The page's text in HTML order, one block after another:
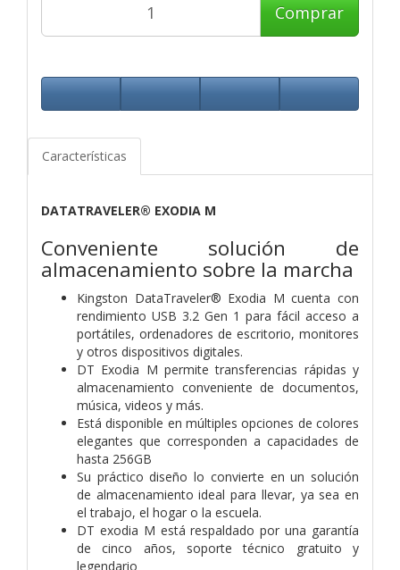
Comprar
Características
DATATRAVELER® EXODIA M
Conveniente solución de
almacenamiento sobre la marcha
Kingston DataTraveler® Exodia M cuenta con
rendimiento USB 3.2 Gen 1 para fácil acceso a
portátiles, ordenadores de escritorio, monitores
y otros dispositivos digitales.
DT Exodia M permite transferencias rápidas y
almacenamiento conveniente de documentos,
música, videos y más.
Está disponible en múltiples opciones de colores
elegantes que corresponden a capacidades de
hasta 256GB
Su práctico diseño lo convierte en un solución
de almacenamiento ideal para llevar, ya sea en
el trabajo, el hogar o la escuela.
DT exodia M está respaldado por una garantía
de cinco años, soporte técnico gratuito y
legendario